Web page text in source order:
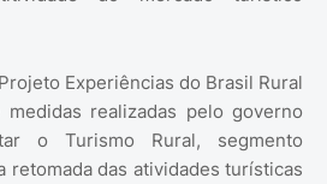
Experiências do Brasil Rural
realizadas pelo governo
o Turismo Rural, segmento
retomada das atividades turísticas